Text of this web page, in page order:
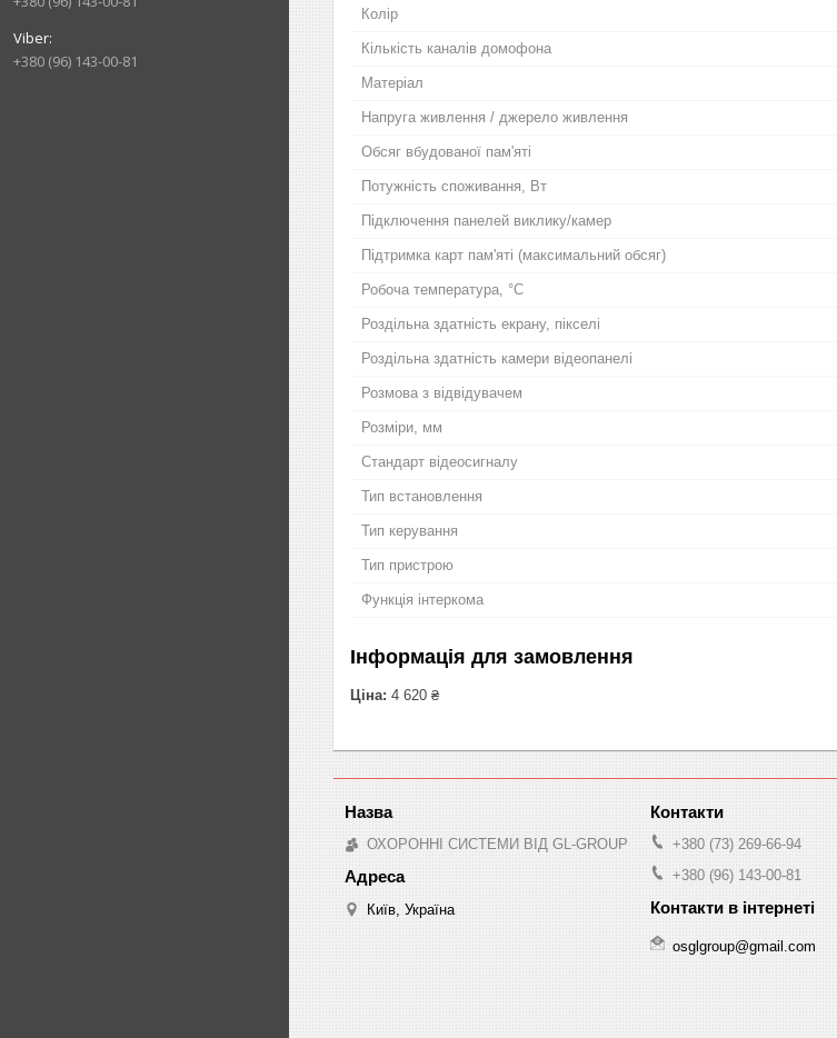
+380 (96) 143-00-81
Колір
Кількість каналів домофона
Матеріал
Напруга живлення / джерело живлення
Обсяг вбудованої пам'яті
Потужність споживання, Вт
Підключення панелей виклику/камер
Підтримка карт пам'яті (максимальний обсяг)
Робоча температура, °C
Роздільна здатність екрану, пікселі
Роздільна здатність камери відеопанелі
Розмова з відвідувачем
Розміри, мм
Стандарт відеосигналу
Тип встановлення
Тип керування
Тип пристрою
Функція інтеркома
Інформація для замовлення
Ціна: 4 620 ₴
ОХОРОННІ СИСТЕМИ ВІД GL-GROUP
Київ, Україна
+380 (73) 269-66-94
+380 (96) 143-00-81
osglgroup@gmail.com